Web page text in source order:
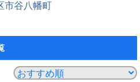
市谷八幡町